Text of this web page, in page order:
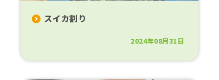
スイカ割り
2024年08月31日